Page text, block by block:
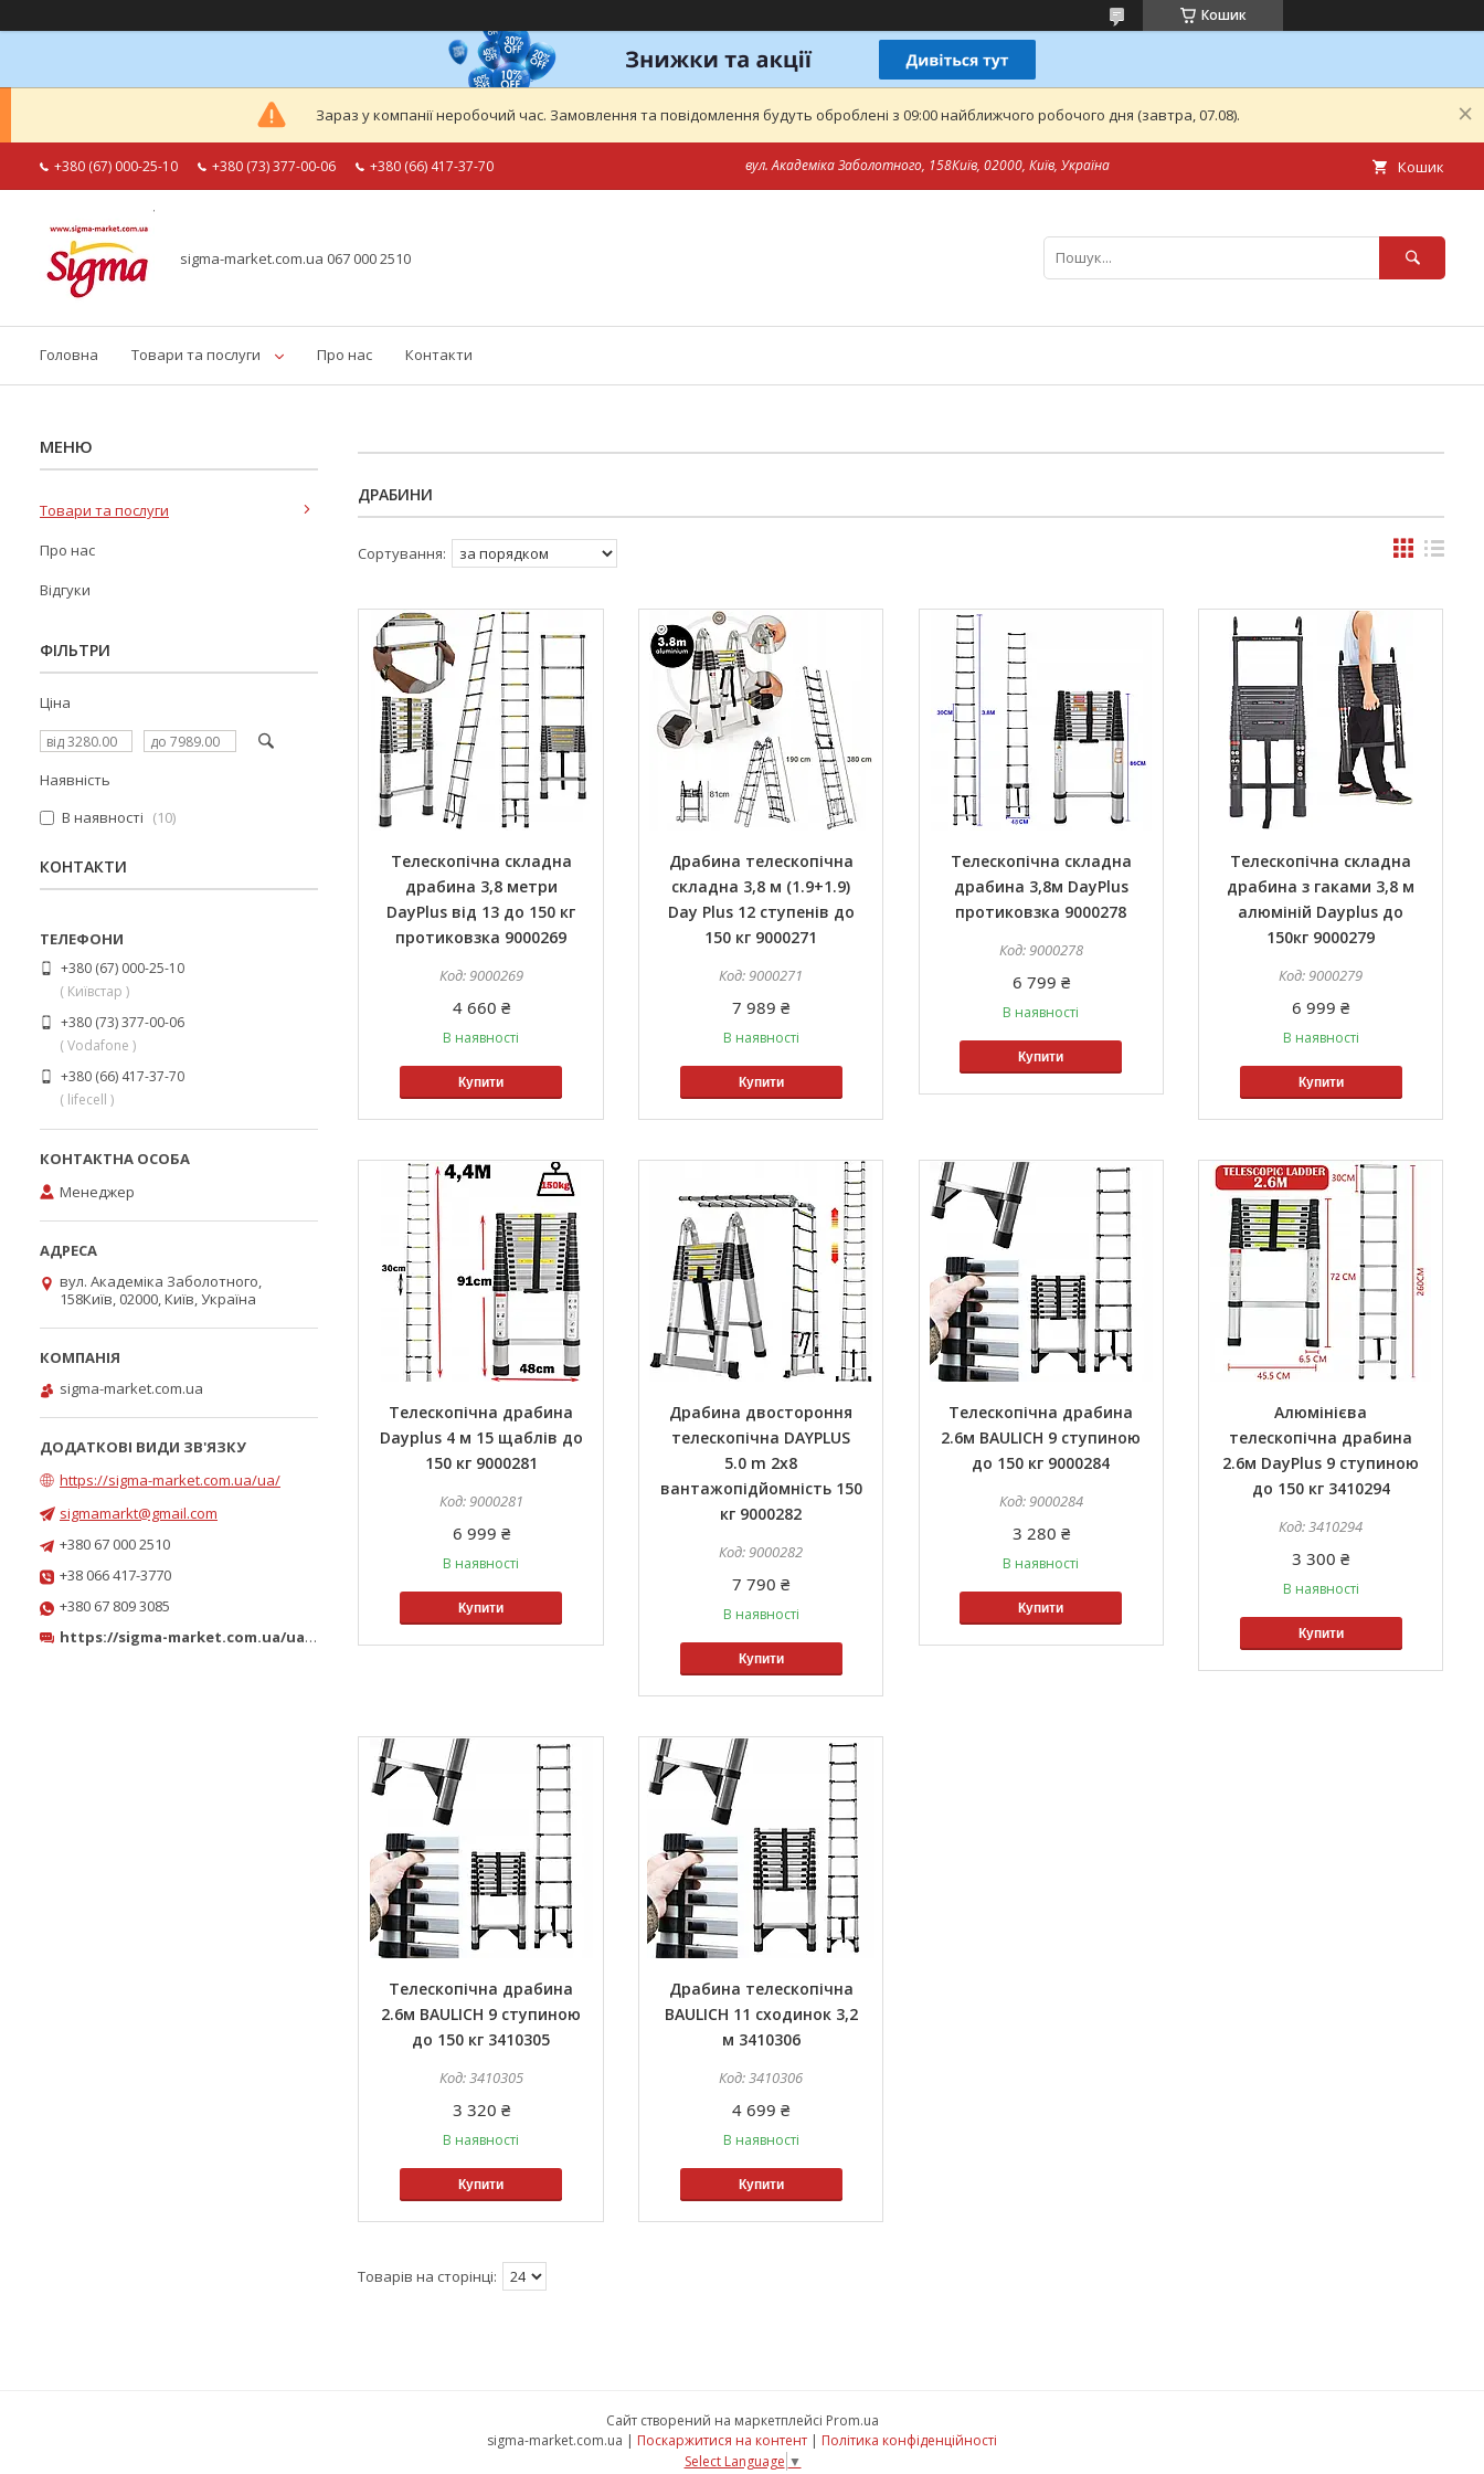
Кошик
Зараз у компанії неробочий час. Замовлення та повідомлення будуть оброблені з 09:00 найближчого робочого дня (завтра, 07.08).
+380 (67) 000-25-10 +380 (73) 377-00-06 +380 (66) 417-37-70 вул. Академіка Заболотного, 158Київ, 02000, Київ, Україна Кошик
sigma-market.com.ua 067 000 2510
Головна Товари та послуги Про нас Контакти
ДРАБИНИ
Телескопічна складна
драбина 3,8 метри
DayPlus від 13 до 150 кг
протиковзка 9000269
9000269
4 660 ₴
В наявності
Купити
Драбина телескопічна
складна 3,8 м (1.9+1.9)
Day Plus 12 ступенів до
150 кг 9000271
9000271
7 989 ₴
В наявності
Купити
Телескопічна складна
драбина 3,8м DayPlus
протиковзка 9000278
9000278
6 799 ₴
В наявності
Купити
Телескопічна складна
драбина з гаками 3,8 м
алюміній Dayplus до
150кг 9000279
9000279
6 999 ₴
В наявності
Купити
Телескопічна драбина
Dayplus 4 м 15 щаблів до
150 кг 9000281
9000281
6 999 ₴
В наявності
Купити
Драбина двостороння
телескопічна DAYPLUS
5.0 m 2x8
вантажопідйомність 150
кг 9000282
9000282
7 790 ₴
В наявності
Купити
Телескопічна драбина
2.6м BAULICH 9 ступиною
до 150 кг 9000284
9000284
3 280 ₴
В наявності
Купити
Алюмінієва
телескопічна драбина
2.6м DayPlus 9 ступиною
до 150 кг 3410294
3410294
3 300 ₴
В наявності
Купити
Телескопічна драбина
2.6м BAULICH 9 ступиною
до 150 кг 3410305
3410305
3 320 ₴
В наявності
Купити
Драбина телескопічна
BAULICH 11 сходинок 3,2
м 3410306
3410306
4 699 ₴
В наявності
Купити
Товари та послуги
Про нас
Відгуки
ФІЛЬТРИ
Ціна
Наявність
В наявності
10
КОНТАКТИ
+380 (67) 000-25-10
( Київстар )
+380 (73) 377-00-06
( Vodafone )
+380 (66) 417-37-70
( lifecell )
Менеджер
вул. Академіка Заболотного,
158Київ, 02000, Київ, Україна
sigma-market.com.ua
https://sigma-market.com.ua/ua/
sigmamarkt@gmail.com
+380 67 000 2510
+38 066 417-3770
+380 67 809 3085
https://sigma-market.com.ua/ua/ https://sigma-market.com.ua/ua/
Сайт створений на маркетплейсі Prom.ua
sigma-market.com.ua | Поскаржитися на контент | Політика конфіденційності
Select Language ▼